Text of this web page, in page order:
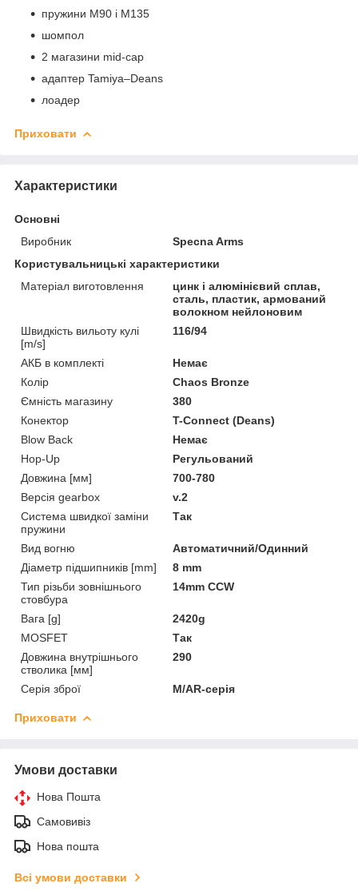
пружини M90 і M135
шомпол
2 магазини mid-cap
адаптер Tamiya–Deans
лоадер
Приховати
Характеристики
Основні
Виробник
Specna Arms
Користувальницькі характеристики
Матеріал виготовлення
цинк і алюмінієвий сплав,
сталь, пластик, армований
волокном нейлоновим
Швидкість вильоту кулі
[m/s]
116/94
АКБ в комплекті
Немає
Колір
Chaos Bronze
Ємність магазину
380
Конектор
T-Connect (Deans)
Blow Back
Немає
Hop-Up
Регульований
Довжина [мм]
700-780
Версія gearbox
v.2
Система швидкої заміни
пружини
Так
Вид вогню
Автоматичний/Одинний
Діаметр підшипників [mm]
8 mm
Тип різьби зовнішнього
стовбура
14mm CCW
Вага [g]
2420g
MOSFET
Так
Довжина внутрішнього
стволика [мм]
290
Серія зброї M/AR-серія
Приховати
Умови доставки
Нова Пошта
Самовивіз
Нова пошта
Всі умови доставки